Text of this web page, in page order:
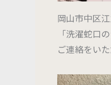
岡山市中区
「洗濯蛇口
ご連絡をい